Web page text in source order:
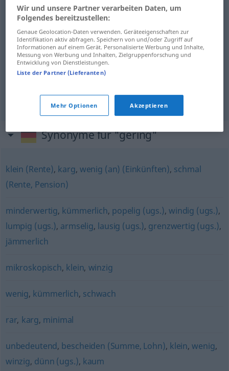
pouco geringWert, Umfang
baixo gering (≈ niedrig)
→ siehe „geringfügig “
Synonyme für "gering"
klein (Rente), karg, wenig (an) (Einkünften), schmal
(Rente, Pension)
minderwertig, kümmerlich, popelig (ugs.),windig (ugs.),
lumpig (ugs.), armselig, lausig (ugs.), grenzwertig (ugs.),
jämmerlich
mikroskopisch, klein, winzig
wenig, kümmerlich, schwach
rar, karg, minimal
unbedeutend, bescheiden (Summe, Lohn), klein,wenig,
winzig, dünn (ugs.), kaum
Wir und unsere Partner verarbeiten Daten, um
Folgendes bereitzustellen:
Genaue Geolocation-Daten verwenden. Geräteeigenschaften zur
Identifikation aktiv abfragen. Speichern von und/oder Zugriff auf
Informationen auf einem Gerät. Personalisierte Werbung und Inhalte,
Messung von Werbung und Inhalten, Zielgruppenforschung und
Entwicklung von Dienstleistungen.
Liste der Partner (Lieferanten)
Mehr Optionen Akzeptieren